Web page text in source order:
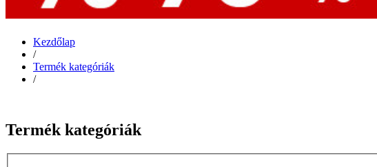
Kezdőlap
/
Termék kategóriák
/
Termék kategóriák